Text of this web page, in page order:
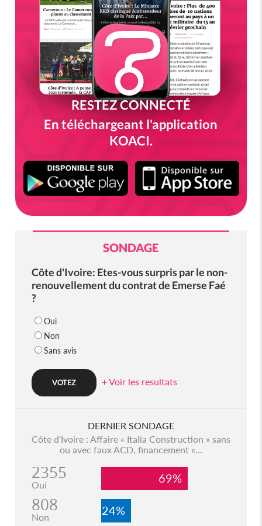
RESTEZ CONNECTÉ
En téléchargeant l'application
KOACI.
SONDAGE
Côte d'Ivoire: Etes-vous surpris par le non-
renouvellement du contrat de Emerse Faé
?
Oui
Non
Sans avis
+ Voir les resultats
DERNIER SONDAGE
Côte d'Ivoire : Affaire « Italia Construction » sans
ou avec faux ACD, financement «...
2355
Oui 69%
808
Non 24%